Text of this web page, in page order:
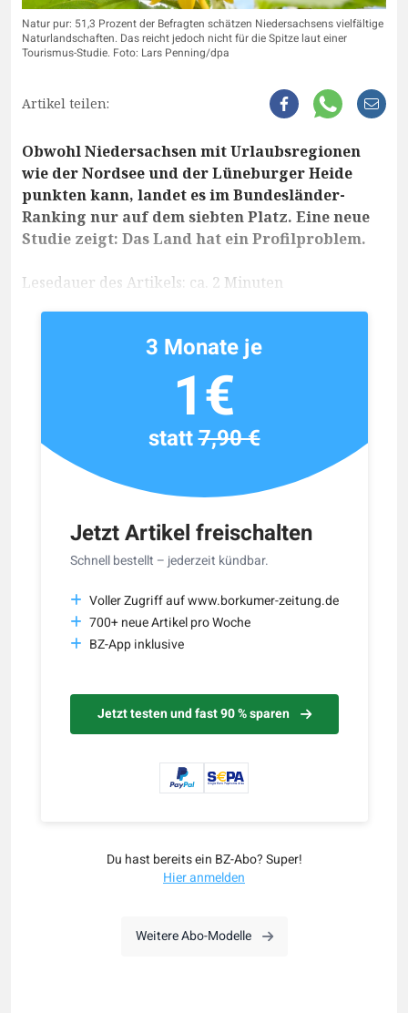
Natur pur: 51,3 Prozent der Befragten schätzen Niedersachsens vielfältige
Naturlandschaften. Das reicht jedoch nicht für die Spitze laut einer
Tourismus-Studie. Foto: Lars Penning/dpa
Artikel teilen:
Obwohl Niedersachsen mit Urlaubsregionen
wie der Nordsee und der Lüneburger Heide
punkten kann, landet es im Bundesländer-
Ranking nur auf dem siebten Platz. Eine neue
Studie zeigt: Das Land hat ein Profilproblem.
Lesedauer des Artikels: ca. 2 Minuten
Jetzt Artikel freischalten
Schnell bestellt – jederzeit kündbar.
Voller Zugriff auf www.borkumer-zeitung.de
700+ neue Artikel pro Woche
BZ-App inklusive
Jetzt testen und fast 90 % sparen
3 Monate je
1€
statt7,90 €
Du hast bereits ein BZ-Abo? Super!
Hier anmelden
Weitere Abo-Modelle